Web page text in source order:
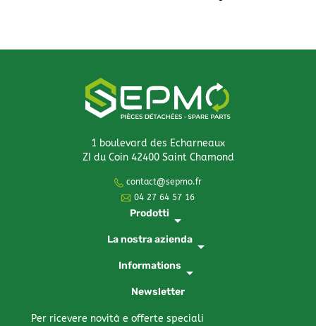
1 boulevard des Echarneaux
ZI du Coin 42400 Saint Chamond
contact@sepmo.fr
04 27 64 57 16
Prodotti arrow_drop_down
La nostra aziendaarrow_drop_down
Informations arrow_drop_down
Newsletter
Per ricevere novità e offerte speciali